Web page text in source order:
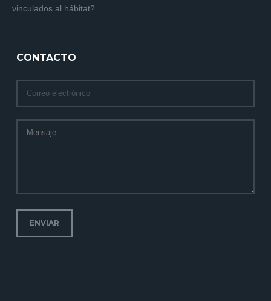
vinculados al hábitat?
CONTACTO
ENVIAR